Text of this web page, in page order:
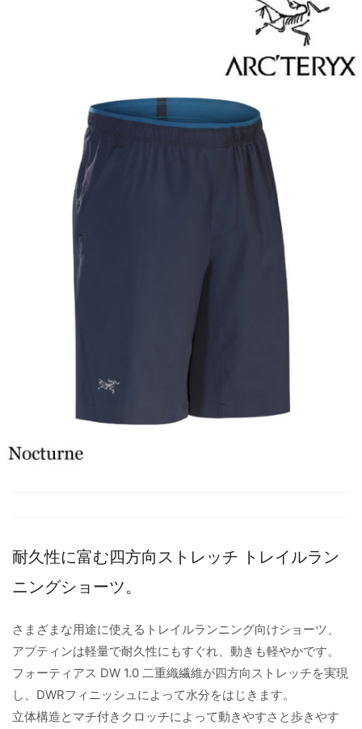
耐久性に富む四方向ストレッチ トレイルラン
ニングショーツ。
さまざまな用途に使えるトレイルランニング向けショーツ、
アプティンは軽量で耐久性にもすぐれ、動きも軽やかです。
フォーティアス DW 1.0 二重織繊維が四方向ストレッチを実現
し、DWRフィニッシュによって水分をはじきます。
立体構造とマチ付きクロッチによって動きやすさと歩きやす